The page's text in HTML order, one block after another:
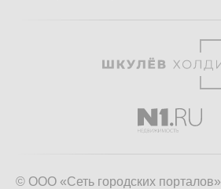
© ООО «Сеть городских порталов»